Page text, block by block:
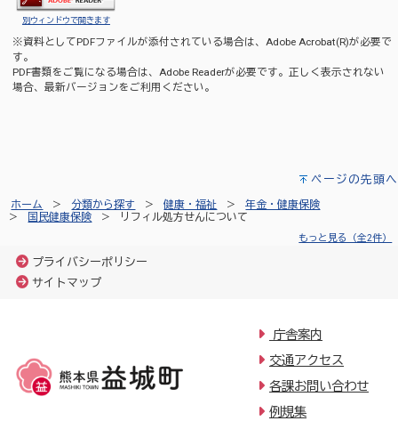
別ウィンドウで開きます
※資料としてPDFファイルが添付されている場合は、 Adobe Acrobat(R)が必要で
す。
PDF書類をご覧になる場合は、 Adobe Readerが必要です。正しく表示されない
場合、最新バージョンをご利用ください。
ページの先頭へ
ホーム 分類から探す 健康・福祉
年金・健康保険
国民健康保険
リフィル処方せんについて
もっと見る（全2件）
プライバシーポリシー
サイトマップ
庁舎案内
交通アクセス
各課お問い合わせ
例規集